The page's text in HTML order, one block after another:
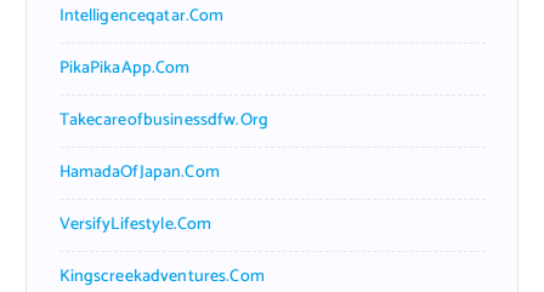
Intelligenceqatar.com
PikaPikaApp.com
Takecareofbusinessdfw.org
HamadaOfJapan.com
VersifyLifestyle.com
Kingscreekadventures.com